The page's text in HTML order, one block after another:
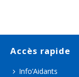
Accès rapide
Info’Aidants